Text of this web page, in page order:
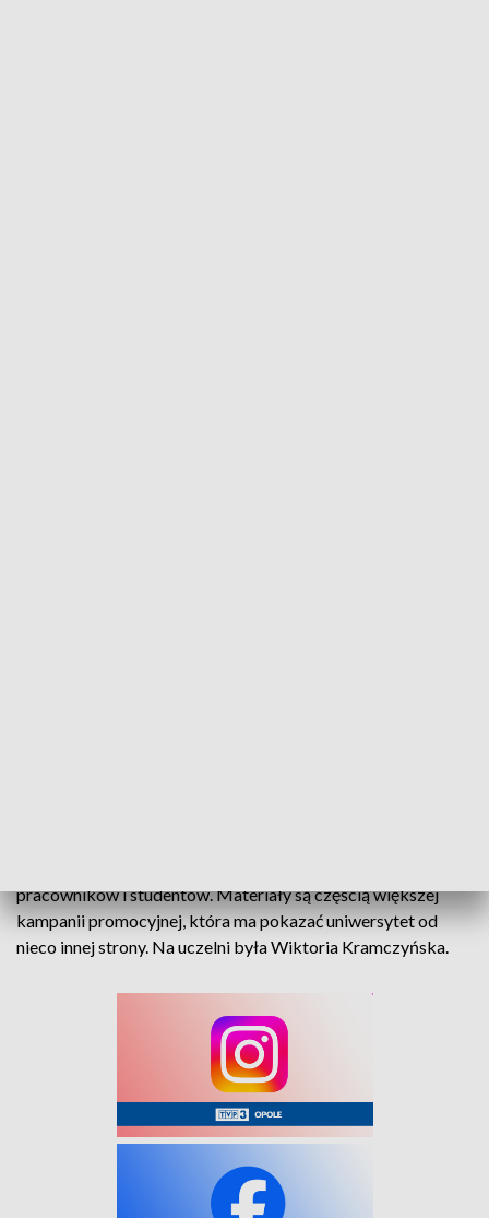
pracowników i studentów. Materiały są częścią większej
kampanii promocyjnej, która ma pokazać uniwersytet od
nieco innej strony. Na uczelni była Wiktoria Kramczyńska.